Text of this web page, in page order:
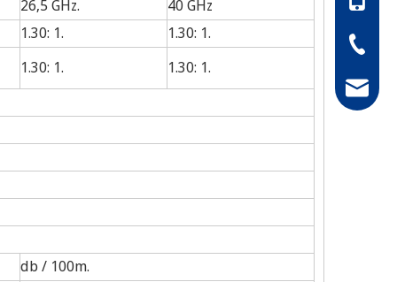
26,5 GHz.
40 GHz
1.30: 1. 1.30: 1.
1.30: 1. 1.30: 1.
db / 100m.
86-